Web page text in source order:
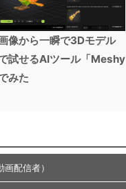
像から一瞬で3Dモデル
試せるAIツール「Meshy
みた
配信者）